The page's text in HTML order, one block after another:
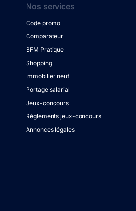
Nos services
Code promo
Comparateur
BFM Pratique
Shopping
Immobilier neuf
Portage salarial
Jeux-concours
Règlements jeux-concours
Annonces légales